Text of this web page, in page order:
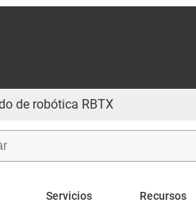
de robótica RBTX
Servicios Recursos